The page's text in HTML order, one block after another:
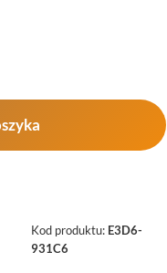
Kod produktu: E3D6-
931C6